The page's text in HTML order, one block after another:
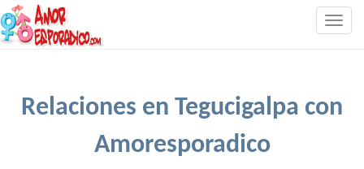
Relaciones en Tegucigalpa con
Amoresporadico